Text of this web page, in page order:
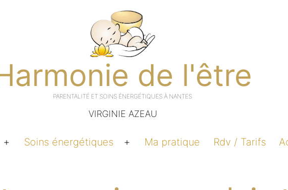
de l'être
VIRGINIE AZEAU
Ouvrir
Soins énergétiques
Ouvrir
Ma pratique Rdv / Tarifs